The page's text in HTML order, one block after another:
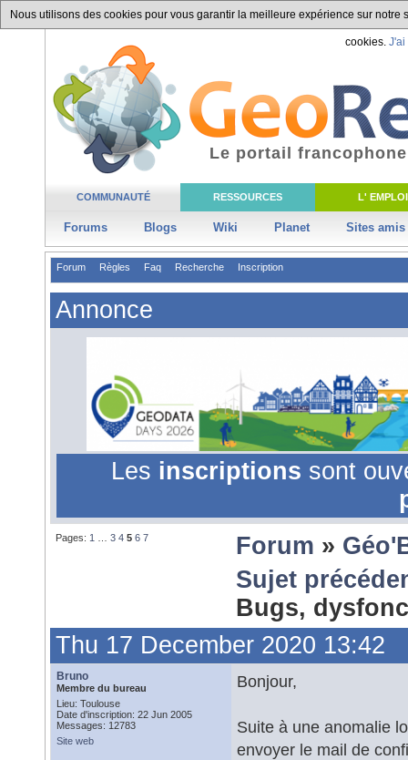
Nous utilisons des cookies pour vous garantir la meilleure expérience sur
cookies. J'ai
COMMUNAUTÉ RESSOURCES L' EMPLOI
Forums Blogs Wiki Planet Sites amis
Le portail
Forum Règles Faq Recherche Inscription
Annonce
Les inscriptions sont
Pages: 1 3 4 5 6 7 Forum »
Sujet
Bugs,
Thu 17 December 2020 13:42
Bruno
Membre du bureau
Lieu: Toulouse
Date d'inscription: 22 Jun 2005
Messages: 12783
Site web
Bonjour,
Suite à une anomalie
envoyer le mail de